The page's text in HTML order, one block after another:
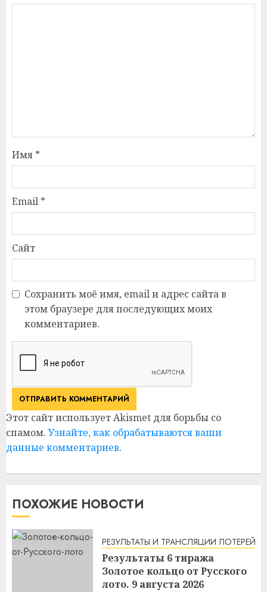
Имя *
Email *
Сайт
Сохранить моё имя, email и адрес сайта в
этом браузере для последующих моих
комментариев.
Этот сайт использует Akismet для борьбы со
спамом. Узнайте, как обрабатываются ваши
данные комментариев.
ПОХОЖИЕ НОВОСТИ
РЕЗУЛЬТАТЫ И ТРАНСЛЯЦИИ ЛОТЕРЕЙ
Результаты 6 тиража
Золотое кольцо от Русского
лото. 9 августа 2026